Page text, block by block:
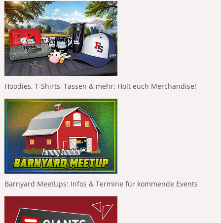
Hoodies, T-Shirts, Tassen & mehr: Holt euch Merchandise!
Barnyard MeetUps: Infos & Termine für kommende Events